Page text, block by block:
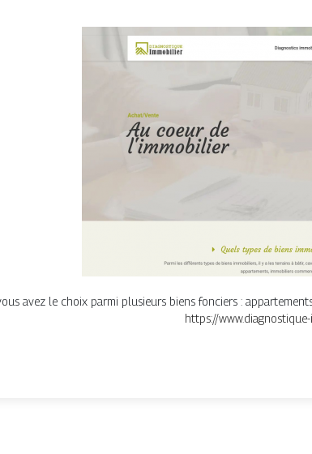
avez le choix parmi plusieurs biens fonciers :
https://